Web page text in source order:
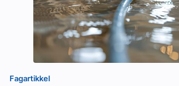
Fagartikkel